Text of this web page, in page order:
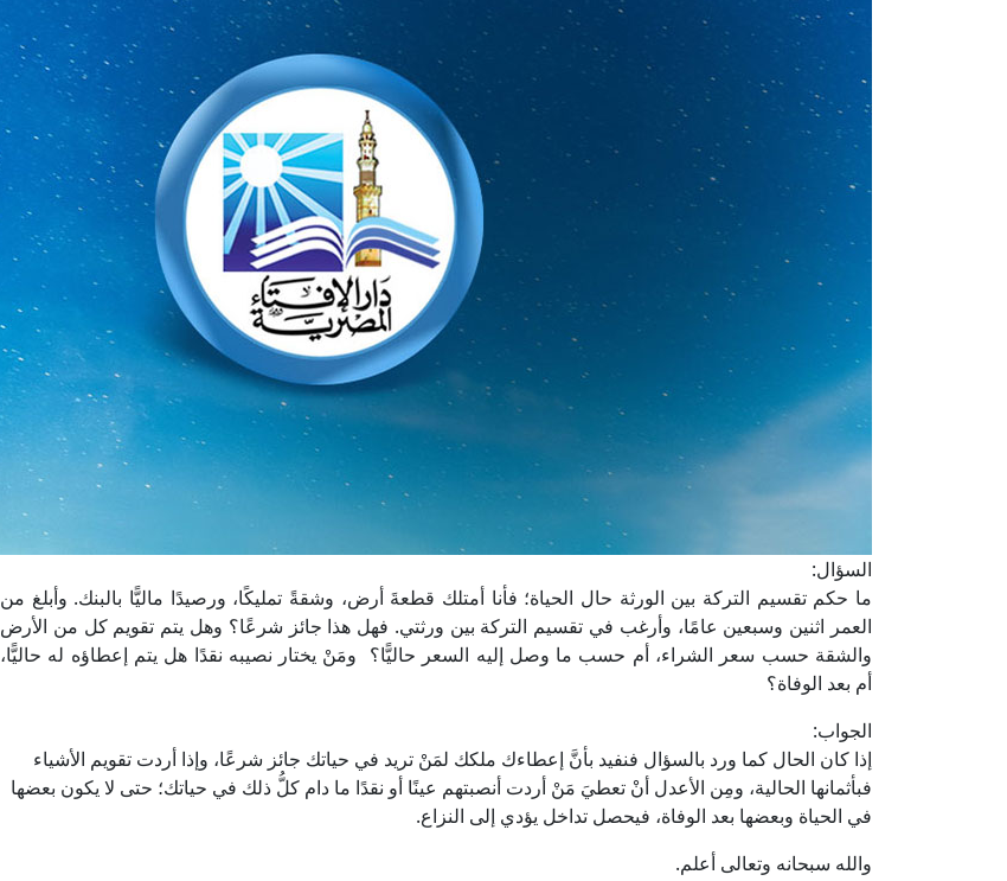
السؤال:
ما حكم تقسيم التركة بين الورثة حال الحياة؛ فأنا أمتلك قطعةَ أرض، وشقةً تمليكًا، ورصيدًا ماليًّا بالبنك. وأبلغ من
العمر اثنين وسبعين عامًا، وأرغب في تقسيم التركة بين ورثتي. فهل هذا جائز شرعًا؟ وهل يتم تقويم كل من الأرض
والشقة حسب سعر الشراء، أم حسب ما وصل إليه السعر حاليًّا؟ ومَنْ يختار نصيبه نقدًا هل يتم إعطاؤه له حاليًّا،
أم بعد الوفاة؟
الجواب:
إذا كان الحال كما ورد بالسؤال فنفيد بأنَّ إعطاءك ملكك لمَنْ تريد في حياتك جائز شرعًا، وإذا أردت تقويم الأشياء
فبأثمانها الحالية، ومِن الأعدل أنْ تعطيَ مَنْ أردت أنصبتهم عينًا أو نقدًا ما دام كلُّ ذلك في حياتك؛ حتى لا يكون بعضها
في الحياة وبعضها بعد الوفاة، فيحصل تداخل يؤدي إلى النزاع.
والله سبحانه وتعالى أعلم.